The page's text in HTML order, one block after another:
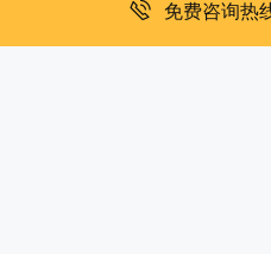
深圳市复米健
免费咨询热